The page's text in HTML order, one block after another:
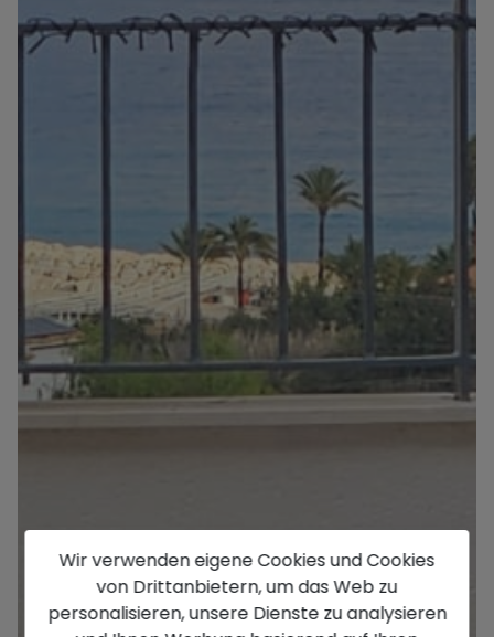
Wir verwenden eigene Cookies und Cookies
von Drittanbietern, um das Web zu
personalisieren, unsere Dienste zu analysieren